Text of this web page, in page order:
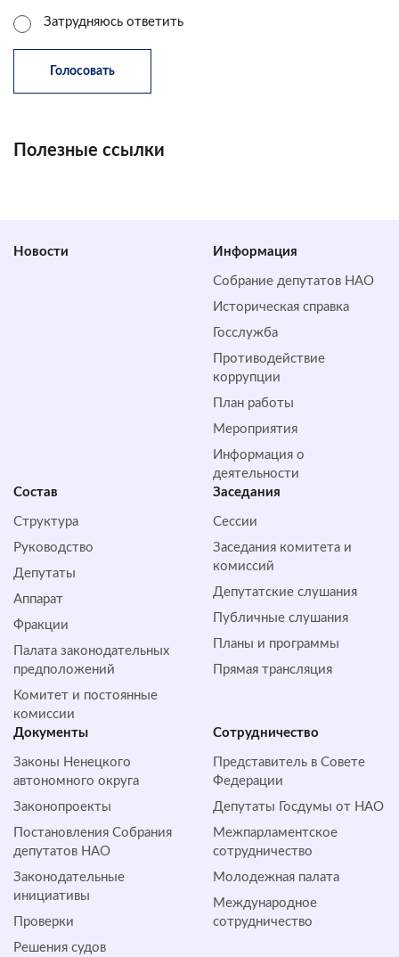
Затрудняюсь ответить
Полезные ссылки
Новости Информация
Собрание депутатов НАО
Историческая справка
Госслужба
Противодействие
коррупции
План работы
Мероприятия
Информация о
деятельности
Состав
Структура
Руководство
Депутаты
Аппарат
Фракции
Палата законодательных
предположений
Комитет и постоянные
комиссии
Заседания
Сессии
Заседания комитета и
комиссий
Депутатские слушания
Публичные слушания
Планы и программы
Прямая трансляция
Документы
Законы Ненецкого
автономного округа
Законопроекты
Постановления Собрания
депутатов НАО
Законодательные
инициативы
Проверки
Решения судов
Сотрудничество
Представитель в Совете
Федерации
Депутаты Госдумы от НАО
Межпарламентское
сотрудничество
Молодежная палата
Международное
сотрудничество